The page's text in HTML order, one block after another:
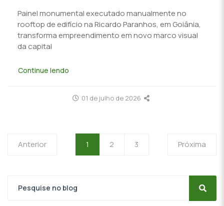
Painel monumental executado manualmente no
rooftop de edifício na Ricardo Paranhos, em Goiânia,
transforma empreendimento em novo marco visual
da capital
Continue lendo
01 de julho de 2026
Anterior 1 2 3 Próxima